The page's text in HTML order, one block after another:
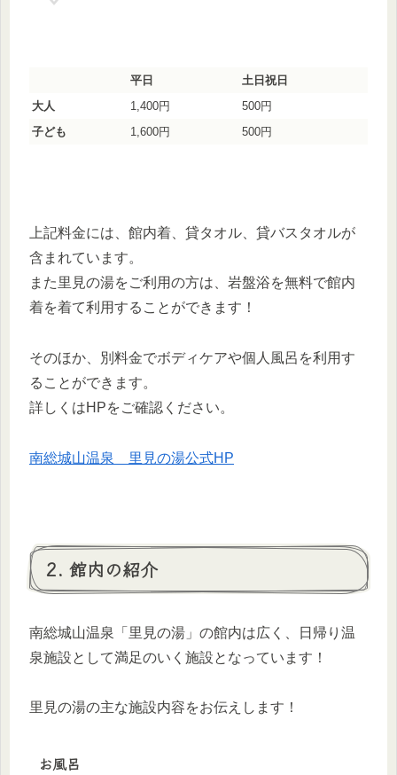
平日
土日祝日
大人
1,400円
500円
子ども
1,600円 500円
上記料金には、館内着、貸タオル、貸バスタオルが
含まれています。
また里見の湯をご利用の方は、岩盤浴を無料で館内
着を着て利用することができます！
そのほか、別料金でボディケアや個人風呂を利用す
ることができます。
詳しくはHPをご確認ください。
南総城山温泉 里見の湯公式HP
2. 館内の紹介
南総城山温泉「里見の湯」の館内は広く、日帰り温
泉施設として満足のいく施設となっています！
里見の湯の主な施設内容をお伝えします！
お風呂